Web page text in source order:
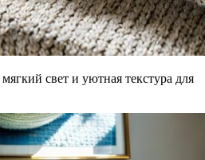
свет и уютная текстура для